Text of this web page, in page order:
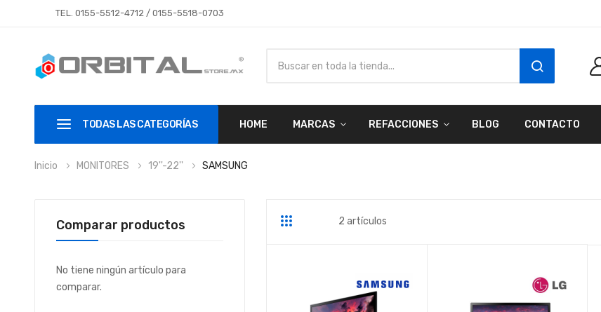
TEL. 0155-5512-4712/ 0155-5518-0703
SEARCH
TODAS LAS CATEGORÍAS HOME MARCAS REFACCIONES BLOG CONTACTO
Inicio MONITORES 19''-22'' SAMSUNG
Parrilla 2 artículos
Comparar productos
No tiene ningún artículo para
comparar.